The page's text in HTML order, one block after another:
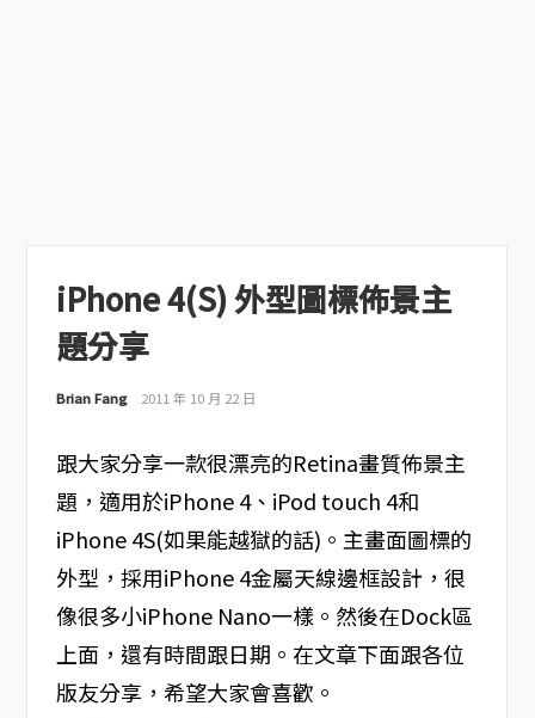
iPhone 4(S) 外型圖標佈景主
題分享
Brian Fang 2011 年 10 月 22 日
跟大家分享一款很漂亮的Retina畫質佈景主
題，適用於iPhone 4、iPod touch 4和
iPhone 4S(如果能越獄的話)。主畫面圖標的
外型，採用iPhone 4金屬天線邊框設計，很
像很多小iPhone Nano一樣。然後在Dock區
上面，還有時間跟日期。在文章下面跟各位
版友分享，希望大家會喜歡。